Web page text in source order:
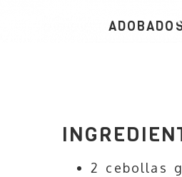
2 cebollas